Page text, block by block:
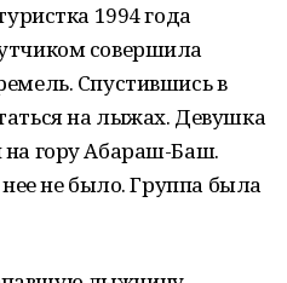
1994 года
совершила
Спустившись в
на лыжах. Девушка
на гору Абараш-Баш.
нее не было. Группа была